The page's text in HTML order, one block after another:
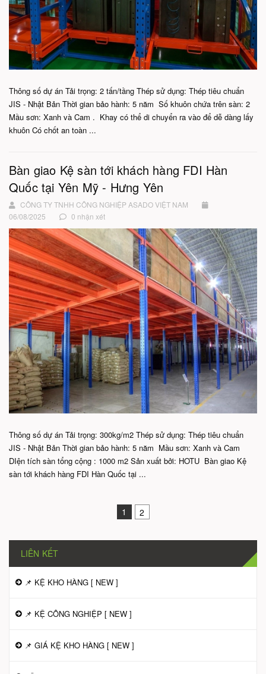
Thông số dự án Tải trọng: 2 tấn/tầng Thép sử dụng: Thép tiêu chuẩn
JIS - Nhật Bản Thời gian bảo hành: 5 năm Số khuôn chứa trên sàn: 2
Mầu sơn: Xanh và Cam . Khay có thể di chuyển ra vào để dễ dàng lấy
khuôn Có chốt an toàn ...
Bàn giao Kệ sàn tới khách hàng FDI Hàn
Quốc tại Yên Mỹ - Hưng Yên
CÔNG TY TNHH CÔNG NGHIỆP ASADO VIỆT NAM
06/08/2025
0 nhận xét
Thông số dự án Tải trọng: 300kg/m2 Thép sử dụng: Thép tiêu chuẩn
JIS - Nhật Bản Thời gian bảo hành: 5 năm Mầu sơn: Xanh và Cam
DIện tích sàn tổng cộng : 1000 m2 Sản xuất bởi: HOTU Bàn giao Kệ
sàn tới khách hàng FDI Hàn Quốc tại ...
1 2
LIÊN KẾT
📌 KỆ KHO HÀNG [ NEW ]
📌 KỆ CÔNG NGHIỆP [ NEW ]
📌 GIÁ KỆ KHO HÀNG [ NEW ]